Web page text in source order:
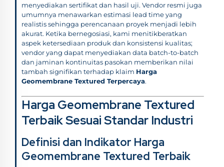
menyediakan sertifikat dan hasil uji. Vendor resmi juga
umumnya menawarkan estimasi lead time yang
realistis sehingga perencanaan proyek menjadi lebih
akurat. Ketika bernegosiasi, kami menitikberatkan
aspek ketersediaan produk dan konsistensi kualitas;
vendor yang dapat menyediakan data batch-to-batch
dan jaminan kontinuitas pasokan memberikan nilai
tambah signifikan terhadap klaim Harga
Geomembrane Textured Terpercaya.
Harga Geomembrane Textured
Terbaik Sesuai Standar Industri
Definisi dan Indikator Harga
Geomembrane Textured Terbaik